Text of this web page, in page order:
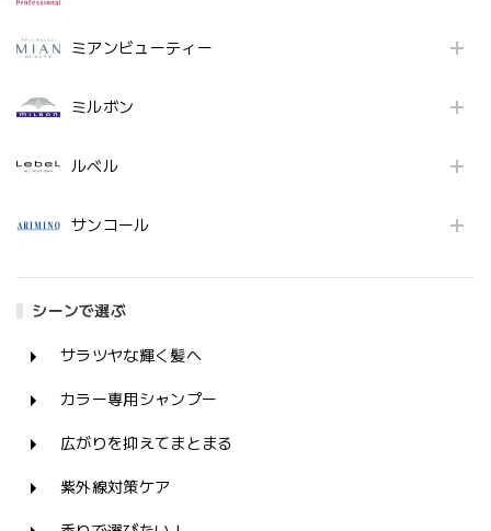
ミアンビューティー
ミルボン
ルベル
サンコール
シーンで選ぶ
サラツヤな輝く髪へ
カラー専用シャンプー
広がりを抑えてまとまる
紫外線対策ケア